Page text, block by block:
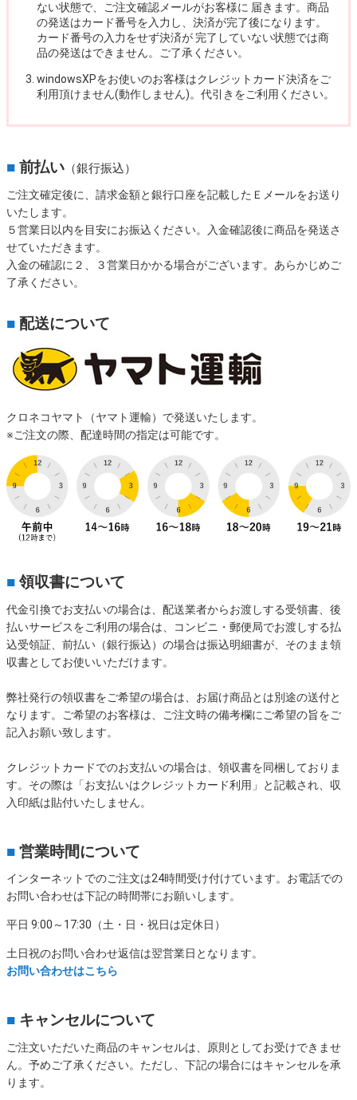
ない状態で、ご注文確認メールがお客様に 届きます。商品
の発送はカード番号を入力し、決済が完了後になります。
カード番号の入力をせず決済が 完了していない状態では商
品の発送はできません。ご了承ください。
windowsXPをお使いのお客様はクレジットカード決済をご
利用頂けません(動作しません)。代引きをご利用ください。
■ 前払い （銀行振込）
ご注文確定後に、請求金額と銀行口座を記載したＥメールをお送り
いたします。
５営業日以内を目安にお振込ください。入金確認後に商品を発送さ
せていただきます。
入金の確認に２、３営業日かかる場合がございます。あらかじめご
了承ください。
■ 配送について
クロネコヤマト（ヤマト運輸）で発送いたします。
※ご注文の際、配達時間の指定は可能です。
■ 領収書について
代金引換でお支払いの場合は、配送業者からお渡しする受領書、後
払いサービスをご利用の場合は、コンビニ・郵便局でお渡しする払
込受領証、前払い（銀行振込）の場合は振込明細書が、そのまま領
収書としてお使いいただけます。
弊社発行の領収書をご希望の場合は、お届け商品とは別途の送付と
なります。ご希望のお客様は、ご注文時の備考欄にご希望の旨をご
記入お願い致します。
クレジットカードでのお支払いの場合は、領収書を同梱しておりま
す。その際は「お支払いはクレジットカード利用」と記載され、収
入印紙は貼付いたしません。
■ 営業時間について
インターネットでのご注文は24時間受け付けています。お電話での
お問い合わせは下記の時間帯にお願いします。
平日 9:00～17:30（土・日・祝日は定休日）
土日祝のお問い合わせ返信は翌営業日となります。
お問い合わせはこちら
■ キャンセルについて
ご注文いただいた商品のキャンセルは、原則としてお受けできませ
ん。予めご了承ください。ただし、下記の場合にはキャンセルを承
ります。